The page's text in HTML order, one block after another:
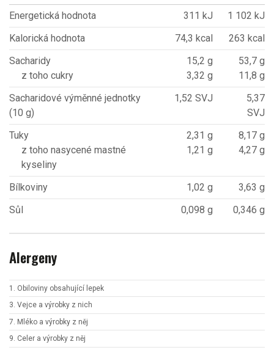
Energetická hodnota
311 kJ
1 102 kJ
Kalorická hodnota
74,3 kcal
263 kcal
Sacharidy
z toho cukry
15,2 g
3,32 g
53,7 g
11,8 g
Sacharidové výměnné jednotky
(10 g)
1,52 SVJ
5,37
SVJ
Tuky
z toho nasycené mastné
kyseliny
2,31 g
1,21 g
8,17 g
4,27 g
Bílkoviny 1,02 g
3,63 g
Sůl
0,098 g 0,346 g
Alergeny
1. Obiloviny obsahující lepek
3. Vejce a výrobky z nich
7. Mléko a výrobky z něj
9. Celer a výrobky z něj